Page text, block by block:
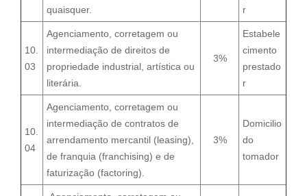
quaisquer.
r
10.
03
Agenciamento, corretagem ou
intermediação de direitos de
propriedade industrial, artística ou
literária.
3%
Estabele
cimento
prestado
r
10.
04
Agenciamento, corretagem ou
intermediação de contratos de
arrendamento mercantil (leasing),
de franquia (franchising) e de
faturização (factoring).
3%
Domicilio
do
tomador